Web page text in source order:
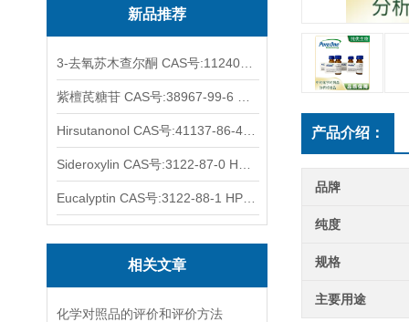
新品推荐
相关文章
化学对照品的评价和评价方法
产品介绍：
品牌
纯度
规格
主要用途